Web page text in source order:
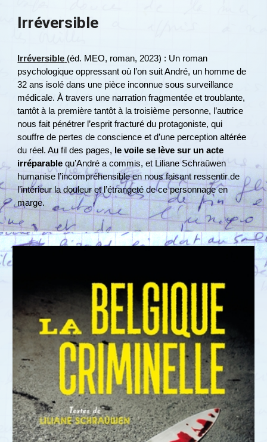
Irréversible
Irréversible (éd. MEO, roman, 2023) : Un roman
psychologique oppressant où l’on suit André, un homme de
32 ans isolé dans une pièce inconnue sous surveillance
médicale​. À travers une narration fragmentée et troublante,
tantôt à la première tantôt à la troisième personne, l’autrice
nous fait pénétrer l’esprit fracturé du protagoniste, qui
souffre de pertes de conscience et d’une perception altérée
du réel​. Au fil des pages, le voile se lève sur un acte
irréparable qu’André a commis, et Liliane Schraûwen
humanise l’incompréhensible en nous faisant ressentir de
l’intérieur la douleur et l’étrangeté de ce personnage en
marge​.